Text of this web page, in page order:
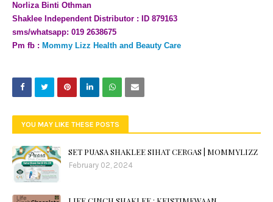
Norliza Binti Othman
Shaklee Independent Distributor : ID 879163
sms/whatsapp: 019 2638675
Pm fb : Mommy Lizz Health and Beauty Care
YOU MAY LIKE THESE POSTS
SET PUASA SHAKLEE SIHAT CERGAS | MOMMYLIZZ
February 02, 2024